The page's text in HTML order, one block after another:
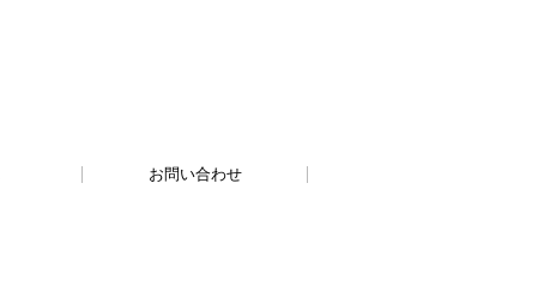
お問い合わせ